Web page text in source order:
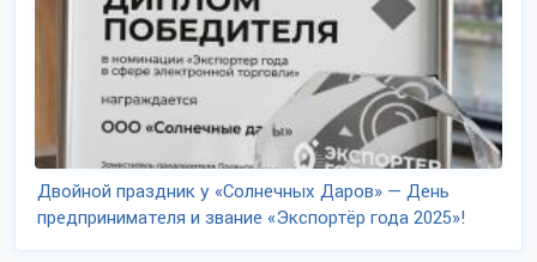
Двойной праздник у «Солнечных Даров» — День
предпринимателя и звание «Экспортёр года 2025»!